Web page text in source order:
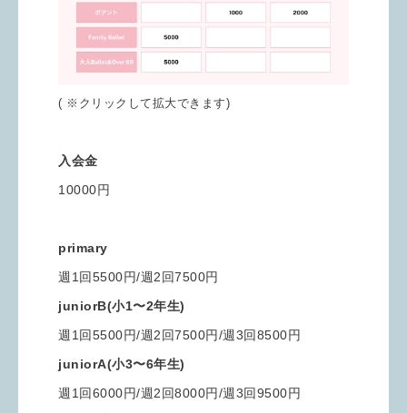
( ※クリックして拡大できます)
入会金
10000円
primary
週1回5500円/週2回7500円
juniorB(小1〜2年生)
週1回5500円/週2回7500円/週3回8500円
juniorA(小3〜6年生)
週1回6000円/週2回8000円/週3回9500円